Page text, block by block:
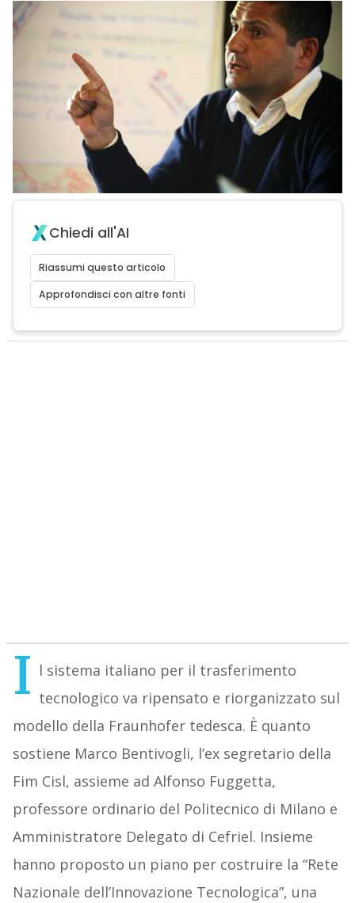
Chiedi all'AI
Riassumi questo articolo
Approfondisci con altre fonti
I l sistema italiano per il trasferimento
tecnologico va ripensato e riorganizzato sul
modello della Fraunhofer tedesca. È quanto
sostiene Marco Bentivogli, l’ex segretario della
Fim Cisl, assieme ad Alfonso Fuggetta,
professore ordinario del Politecnico di Milano e
Amministratore Delegato di Cefriel. Insieme
hanno proposto un piano per costruire la “Rete
Nazionale dell’Innovazione Tecnologica”, una